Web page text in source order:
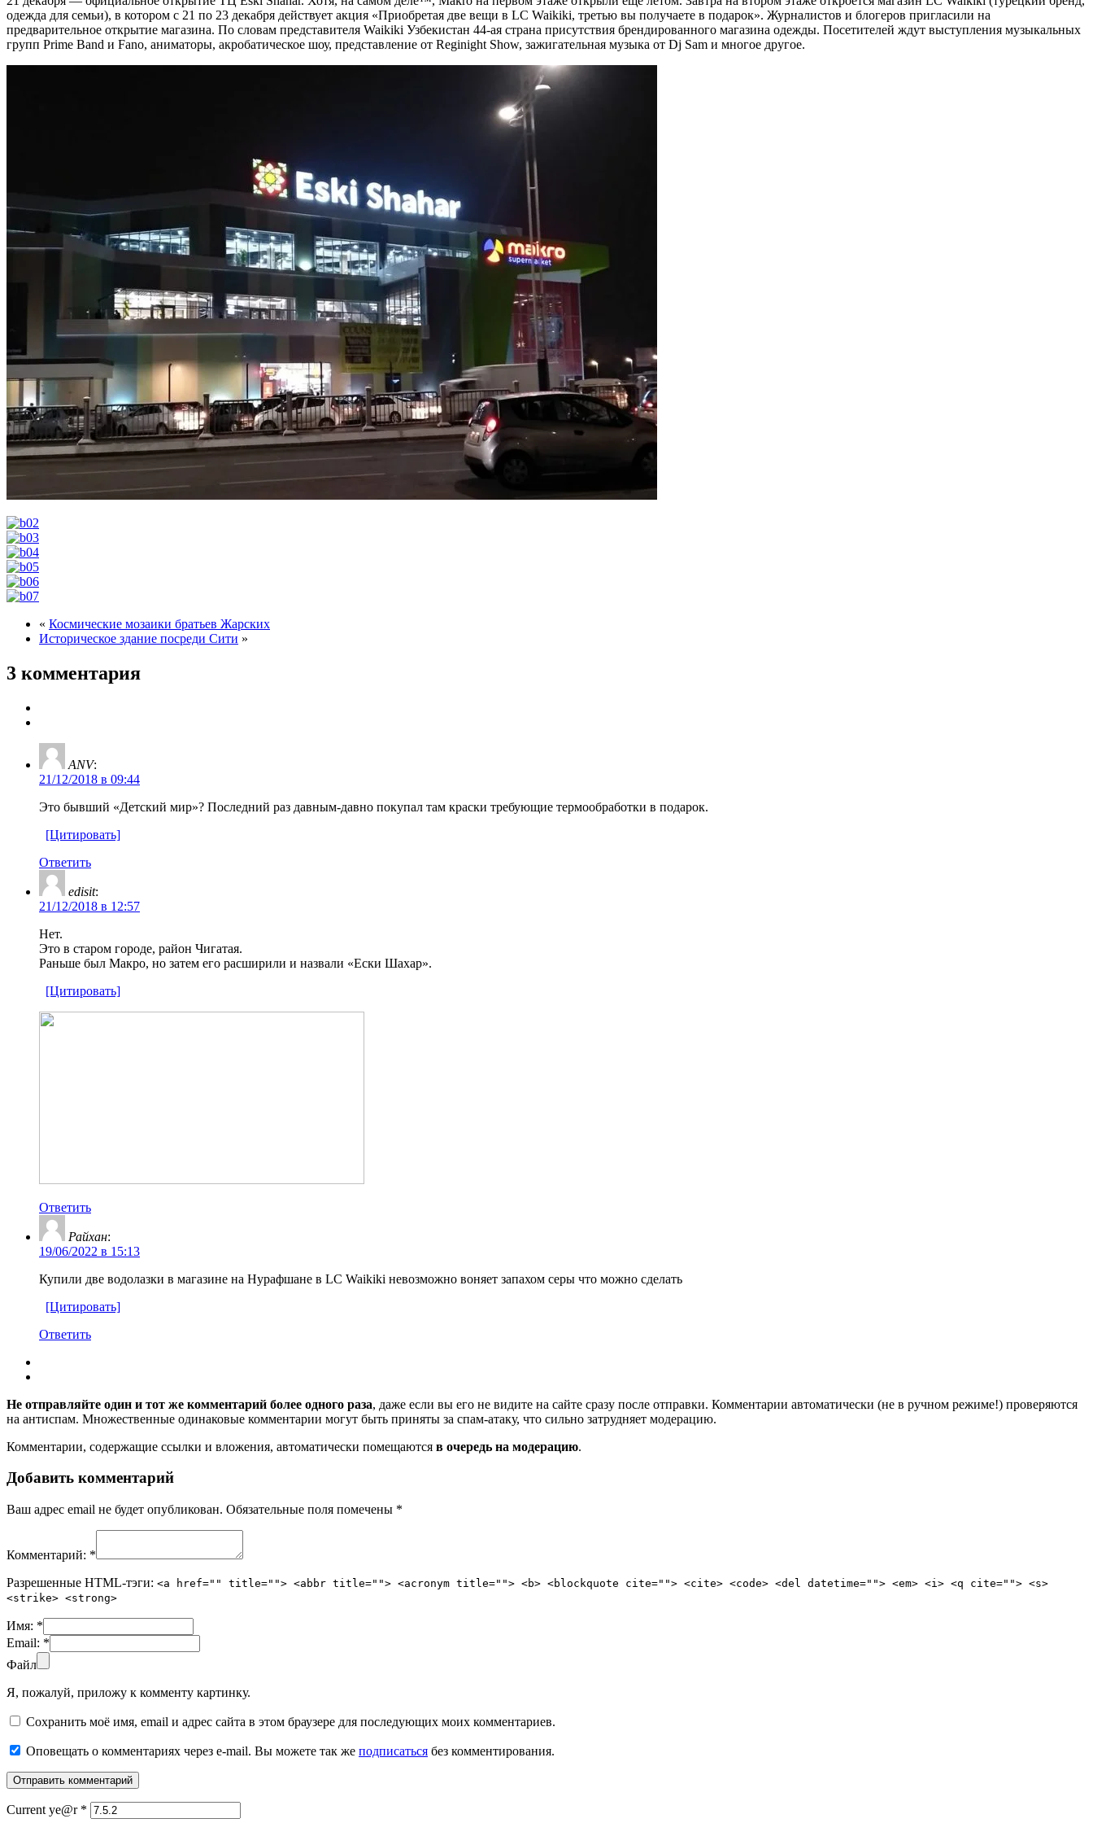
одежда для семьи), в котором с 21 по 23 декабря действует акция «Приобретая две вещи в LC Waikiki, третью вы получаете в подарок». Журналистов и блогеров пригласили на
предварительное открытие магазина. По словам представителя Waikiki Узбекистан 44-ая страна присутствия брендированного магазина одежды. Посетителей ждут выступления музыкальных
групп Prime Band и Fano, аниматоры, акробатическое шоу, представление от Reginight Show, зажигательная музыка от Dj Sam и многое другое.
« Космические мозаики братьев Жарских
Историческое здание посреди Сити »
3 комментария
ANV:
21/12/2018 в 09:44
Это бывший «Детский мир»? Последний раз давным-давно покупал там краски требующие термообработки в подарок.
[Цитировать]
Ответить
edisit:
21/12/2018 в 12:57
Нет.
Это в старом городе, район Чигатая.
Раньше был Макро, но затем его расширили и назвали «Ески Шахар».
[Цитировать]
Ответить
Райхан:
19/06/2022 в 15:13
Купили две водолазки в магазине на Нурафшане в LC Waikiki невозможно воняет запахом серы что можно сделать
[Цитировать]
Ответить
Не отправляйте один и тот же комментарий более одного раза, даже если вы его не видите на сайте сразу после отправки. Комментарии автоматически (не в ручном режиме!) проверяются
на антиспам. Множественные одинаковые комментарии могут быть приняты за спам-атаку, что сильно затрудняет модерацию.
Комментарии, содержащие ссылки и вложения, автоматически помещаются в очередь на модерацию.
Добавить комментарий
Ваш адрес email не будет опубликован. Обязательные поля помечены *
Комментарий: *
Разрешенные HTML-тэги: <a href="" title=""> <abbr title=""> <acronym title=""> <b> <blockquote cite=""> <cite> <code> <del datetime=""> <em> <i> <q cite=""> <s>
<strike> <strong>
Имя: *
Email: *
Файл
Я, пожалуй, приложу к комменту картинку.
Сохранить моё имя, email и адрес сайта в этом браузере для последующих моих комментариев.
Оповещать о комментариях через e-mail. Вы можете так же подписаться без комментирования.
Current ye@r *